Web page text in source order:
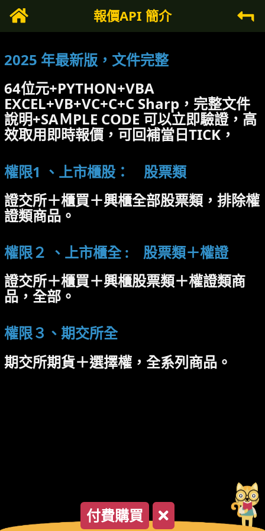
報價API 簡介
2025 年最新版，文件完整
64位元+PYTHON+VBA
EXCEL+VB+VC+C+C Sharp，完整文件
說明+SAＭPLE CODE 可以立即驗證，高
效取用即時報價，可回補當日TICK，
權限1 、上市櫃股： 股票類
證交所＋櫃買＋興櫃全部股票類，排除權
證類商品。
權限２ 、上市櫃全 : 股票類＋權證
證交所＋櫃買＋興櫃股票類＋權證類商
品，全部。
權限３、期交所全
期交所期貨＋選擇權，全系列商品。
付費購買